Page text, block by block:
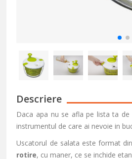
Descriere
Daca apa nu se afla pe lista ta de
instrumentul de care ai nevoie in
Uscatorul de salata este format
rotire, cu maner, ce se inchide